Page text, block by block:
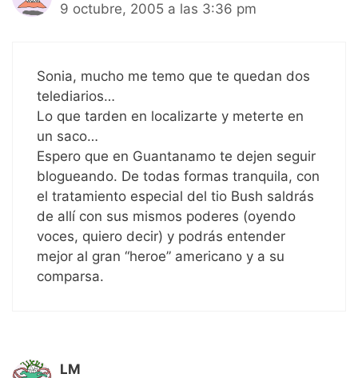
9 octubre, 2005 a las 3:36 pm
Sonia, mucho me temo que te quedan dos
telediarios…
Lo que tarden en localizarte y meterte en
un saco…
Espero que en Guantanamo te dejen seguir
blogueando. De todas formas tranquila, con
el tratamiento especial del tio Bush saldrás
de allí con sus mismos poderes (oyendo
voces, quiero decir) y podrás entender
mejor al gran “heroe” americano y a su
comparsa.
LM